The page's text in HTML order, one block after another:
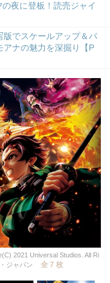
の夜に登板！読売ジャイ
版でスケールアップ＆パ
アナの魅力を深掘り【P
2021 Universal Studios. All Ri
ジャパン
全 7 枚